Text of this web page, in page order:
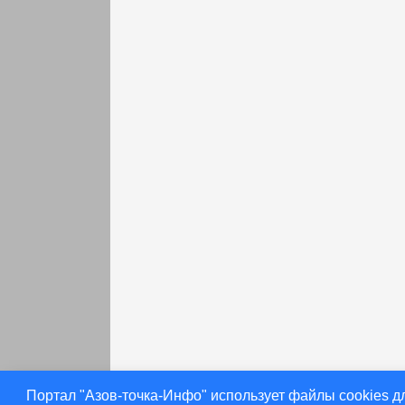
Портал "Азов-точка-Инфо" использует файлы cookies
раньше